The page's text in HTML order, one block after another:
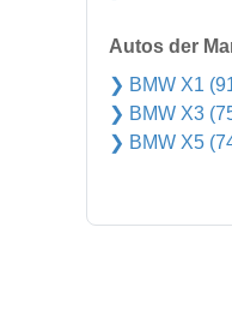
Autos der
❯ BMW X1
❯ BMW X3
❯ BMW X5